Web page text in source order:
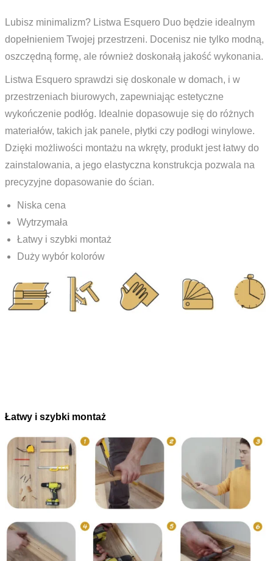
Lubisz minimalizm? Listwa Esquero Duo będzie idealnym
dopełnieniem Twojej przestrzeni. Docenisz nie tylko modną,
oszczędną formę, ale również doskonałą jakość wykonania.
Listwa Esquero sprawdzi się doskonale w domach, i w
przestrzeniach biurowych, zapewniając estetyczne
wykończenie podłóg. Idealnie dopasowuje się do różnych
materiałów, takich jak panele, płytki czy podłogi winylowe.
Dzięki możliwości montażu na wkręty, produkt jest łatwy do
zainstalowania, a jego elastyczna konstrukcja pozwala na
precyzyjne dopasowanie do ścian.
Niska cena
Wytrzymała
Łatwy i szybki montaż
Duży wybór kolorów
Łatwy i szybki montaż